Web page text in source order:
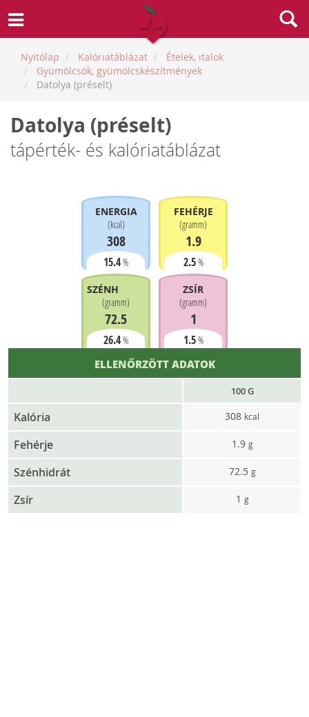
Nyitólap Kalóriatáblázat
Ételek, italok
Gyümölcsök, gyümölcskészítmények
Datolya (préselt)
Datolya (préselt)
tápérték- és kalóriatáblázat
ENERGIA
(kcal)
308
15.4%
FEHÉRJE
(gramm)
1.9
2.5%
SZÉNHIDRÁT
(gramm)
72.5
26.4%
ZSÍR
(gramm)
1
1.5%
ELLENŐRZÖTT ADATOK
100 G
Kalória 308 kcal
Fehérje 1.9 g
Szénhidrát 72.5 g
Zsír 1 g